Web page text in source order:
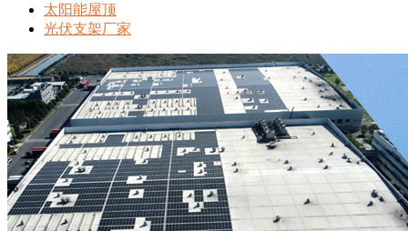
太阳能屋顶
光伏支架厂家